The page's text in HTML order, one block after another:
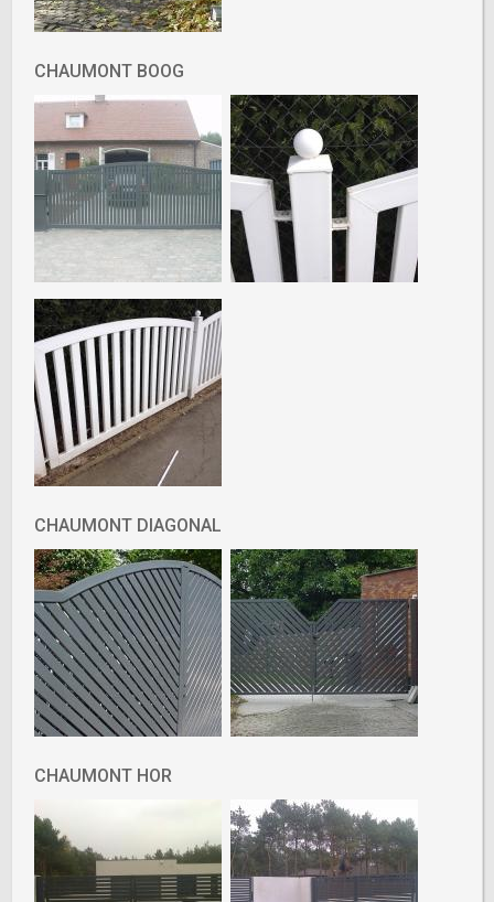
CHAUMONT BOOG
CHAUMONT DIAGONAL
CHAUMONT HOR